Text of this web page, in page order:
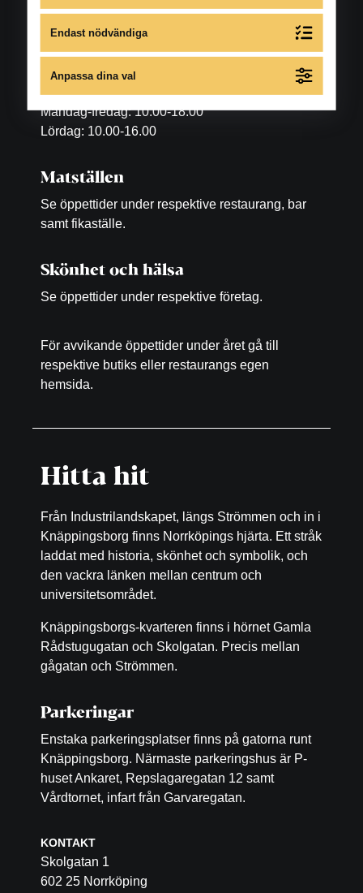
Öppettider
Butiker
Måndag-fredag: 10.00-18.00
Lördag: 10.00-16.00
Matställen
Se öppettider under respektive restaurang, bar
samt fikaställe.
Skönhet och hälsa
Se öppettider under respektive företag.
För avvikande öppettider under året gå till
respektive butiks eller restaurangs egen
hemsida.
Hitta hit
Från Industrilandskapet, längs Strömmen och in i
Knäppingsborg finns Norrköpings hjärta. Ett stråk
laddat med historia, skönhet och symbolik, och
den vackra länken mellan centrum och
universitetsområdet.
Knäppingsborgs-kvarteren finns i hörnet Gamla
Rådstugugatan och Skolgatan. Precis mellan
gågatan och Strömmen.
Parkeringar
Enstaka parkeringsplatser finns på gatorna runt
Knäppingsborg. Närmaste parkeringshus är P-
huset Ankaret, Repslagaregatan 12 samt
Vårdtornet, infart från Garvaregatan.
KONTAKT
Skolgatan 1
602 25 Norrköping
Endast nödvändiga
Anpassa dina val